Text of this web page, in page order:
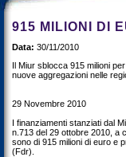
915 MILIONI DI
Data: 30/11/2010
Il Miur sblocca 915 milioni
nuove aggregazioni nelle
29 Novembre 2010
I finanziamenti stanziati dal
n.713 del 29 ottobre 2010, a
sono di 915 milioni di euro e
(Fdr).